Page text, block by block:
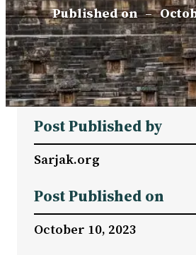
Published on –
Post Published by
Sarjak.org
Post Published on
October 10, 2023